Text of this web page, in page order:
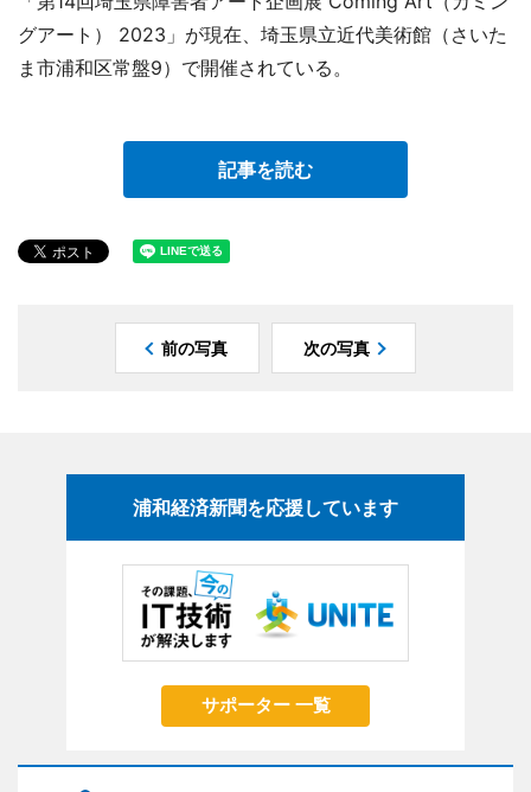
グアート） 2023」が現在、埼玉県立近代美術館（さいた
ま市浦和区常盤9）で開催されている。
記事を読む
前の写真 次の写真
浦和経済新聞を応援しています
サポーター 一覧